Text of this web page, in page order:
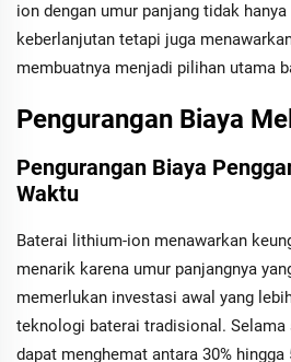
ion dengan umur panjang tidak
keberlanjutan tetapi juga
membuatnya menjadi pilihan utama
Pengurangan Biaya
Pengurangan Biaya
Waktu
Baterai lithium-ion menawarkan
menarik karena umur panjangnya
memerlukan investasi awal yang
teknologi baterai tradisional. Selama
dapat menghemat antara 30% hingga